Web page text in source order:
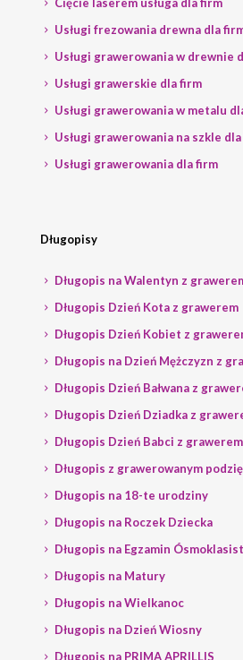
Usługi frezowania drewna dla
Usługi grawerowania w drewnie
Usługi grawerskie dla firm
Usługi grawerowania w metalu
Usługi grawerowania na szkle
Usługi grawerowania dla firm
Długopisy
Długopis na Walentyn z
Długopis Dzień Kota z grawerem
Długopis Dzień Kobiet z
Długopis na Dzień Mężczyzn z
Długopis Dzień Bałwana z
Długopis Dzień Dziadka z
Długopis Dzień Babci z grawerem
Długopis z grawerowanym
Długopis na 18-te urodziny
Długopis na Roczek Dziecka
Długopis na Egzamin
Długopis na Matury
Długopis na Wielkanoc
Długopis na Dzień Wiosny
Długopis na PRIMA APRILLIS